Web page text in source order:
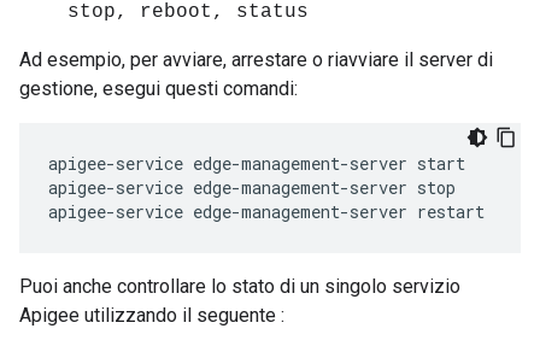
stop, reboot, status
Ad esempio, per avviare, arrestare o riavviare il server di
gestione, esegui questi comandi:
apigee-service edge-management-server start
apigee-service edge-management-server stop
apigee-service edge-management-server restart
Puoi anche controllare lo stato di un singolo servizio
Apigee utilizzando il seguente :